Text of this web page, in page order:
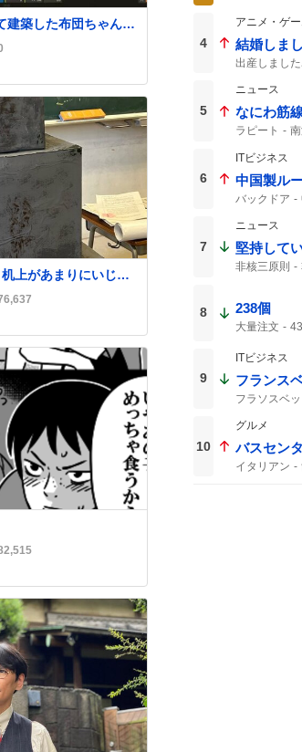
建築した布団ちゃんの
により一瞬にして崩
上があまりにいじめ
4
アニメ・ゲ
結婚しま
出産しまし
ガンプラ
5
ニュース
なにわ筋
ラピート
6
ITビジネス
中国製ル
バックドア
7
ニュース
堅持して
非核三原則
8 238個
大量注文
9
ITビジネス
フランス
フラソスベ
10
グルメ
バスセン
イタリアン